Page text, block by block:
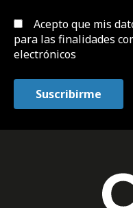
Acepto que mis
para las finalidades
electrónicos